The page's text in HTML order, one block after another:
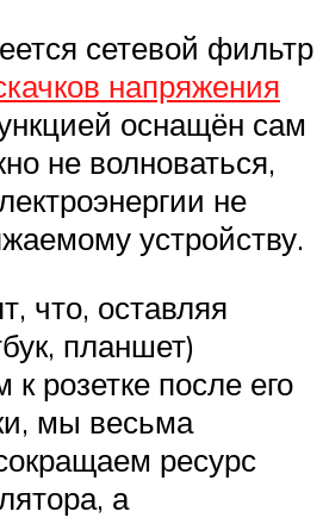
сетевой фильтр
напряжения
оснащён сам
не волноваться,
не
устройству.
что, оставляя
планшет)
розетке после его
мы весьма
ресурс
а